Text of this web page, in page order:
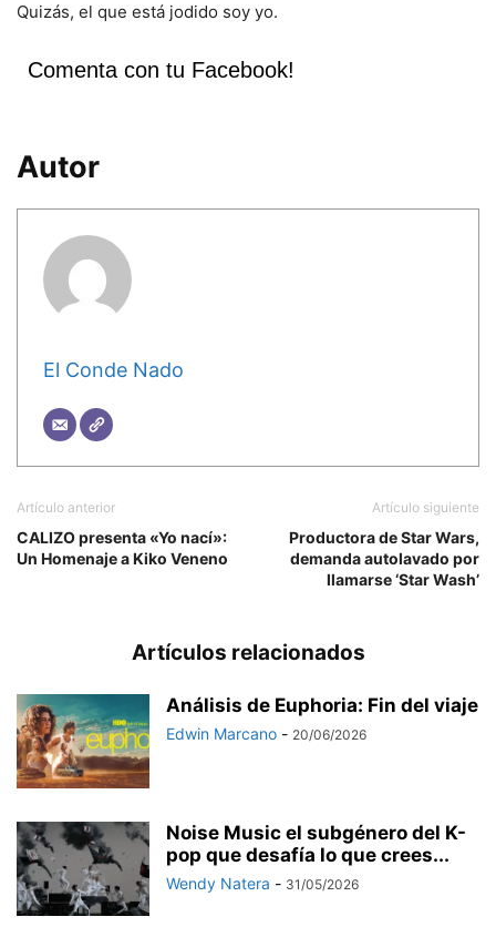
Quizás, el que está jodido soy yo.
Comenta con tu Facebook!
Autor
El Conde Nado
Artículo anterior
CALIZO presenta «Yo nací»:
Un Homenaje a Kiko Veneno
Artículo siguiente
Productora de Star Wars,
demanda autolavado por
llamarse ‘Star Wash’
Artículos relacionados
Análisis de Euphoria: Fin del viaje
Edwin Marcano - 20/06/2026
Noise Music el subgénero del K-
pop que desafía lo que crees...
Wendy Natera - 31/05/2026